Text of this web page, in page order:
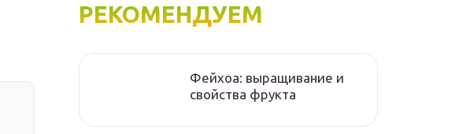
РЕКОМЕНДУЕМ
Фейхоа: выращивание и
свойства фрукта